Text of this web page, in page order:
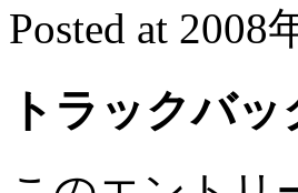
Posted at 2008
トラックバ